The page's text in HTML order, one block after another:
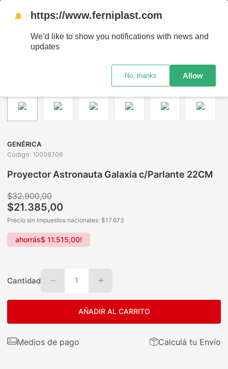
GENÉRICA
Código: 10008706
Proyector Astronauta Galaxia c/Parlante 22CM
$32.900,00
$21.385,00
Precio sin impuestos nacionales: $17.673
ahorrás$ 11.515,00!
Cantidad 1
AÑADIR AL CARRITO
Medios de pago Calculá tu Envío
🔔 https://www.ferniplast.com
We’d like to show you notifications with news and
updates
No, thanks Allow